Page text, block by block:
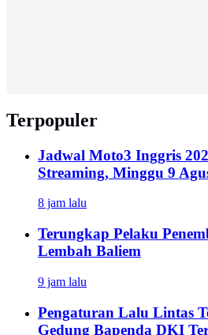
Terpopuler
Jadwal Moto3 Inggris
Streaming, Minggu 9
8 jam lalu
Terungkap Pelaku
Lembah Baliem
9 jam lalu
Pengaturan Lalu Lintas
Gedung Bapenda DKI